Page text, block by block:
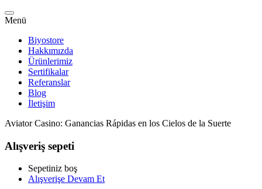
Menü
Biyostore
Hakkımızda
Ürünlerimiz
Sertifikalar
Referanslar
Blog
İletişim
Aviator Casino: Ganancias Rápidas en los Cielos de la Suerte
Alışveriş sepeti
Sepetiniz boş
Alışverişe Devam Et